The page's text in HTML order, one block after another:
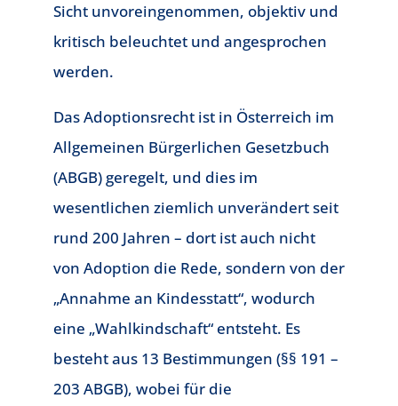
Sicht unvoreingenommen, objektiv und
kritisch beleuchtet und angesprochen
werden.
Das Adoptionsrecht ist in Österreich im
Allgemeinen Bürgerlichen Gesetzbuch
(ABGB) geregelt, und dies im
wesentlichen ziemlich unverändert seit
rund 200 Jahren – dort ist auch nicht
von Adoption die Rede, sondern von der
„Annahme an Kindesstatt“, wodurch
eine „Wahlkindschaft“ entsteht. Es
besteht aus 13 Bestimmungen (§§ 191 –
203 ABGB), wobei für die